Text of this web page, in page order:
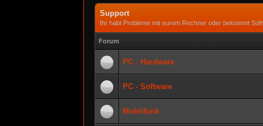
Support
Ihr habt Probleme mit eurem Rechner oder bekommt
Forum
PC - Hardware
PC - Software
Mobilfunk